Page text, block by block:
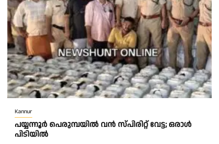
Kannur
പയ്യന്നൂർ പെരുമ്പയിൽ വൻ സ്‌പിരിറ്റ് വേട്ട; ഒരാൾ
പിടിയിൽ